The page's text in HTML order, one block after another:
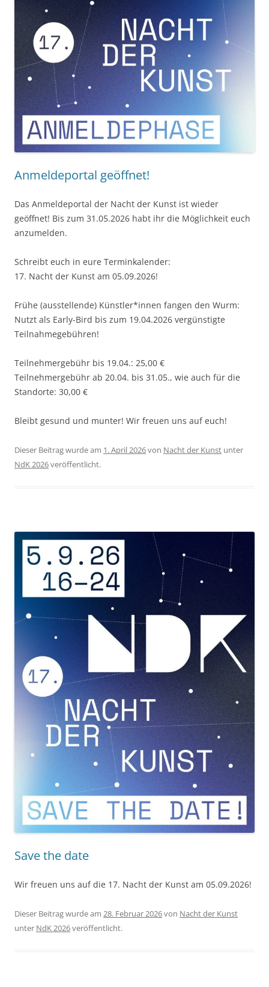
Anmeldeportal geöffnet!
Das Anmeldeportal der Nacht der Kunst ist wieder
geöffnet! Bis zum 31.05.2026 habt ihr die Möglichkeit euch
anzumelden.
Schreibt euch in eure Terminkalender:
17. Nacht der Kunst am 05.09.2026!
Frühe (ausstellende) Künstler*innen fangen den Wurm:
Nutzt als Early-Bird bis zum 19.04.2026 vergünstigte
Teilnahmegebühren!
Teilnehmergebühr bis 19.04.: 25,00 €
Teilnehmergebühr ab 20.04. bis 31.05., wie auch für die
Standorte: 30,00 €
Bleibt gesund und munter! Wir freuen uns auf euch!
Dieser Beitrag wurde am 1. April 2026von Nacht der Kunst unter
NdK 2026veröffentlicht.
Save the date
Wir freuen uns auf die 17. Nacht der Kunst am 05.09.2026!
Dieser Beitrag wurde am 28. Februar 2026von Nacht der Kunst
unter NdK 2026veröffentlicht.